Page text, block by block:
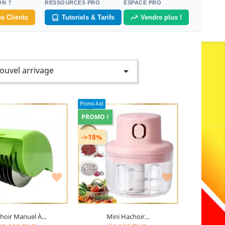
?
Clients
RESSOURCES PRO
Tutoriels & Tarifs
ESPACE PRO
Vendre plus !
arrivage 

Manuel À...
article restant

Promo Aid
Mini Hachoir...
->18%
PROMO !
Dernier article restant